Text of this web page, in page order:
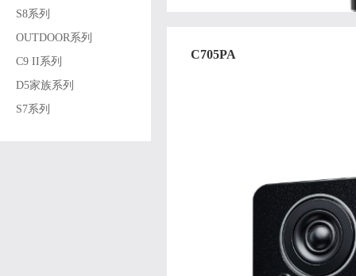
S8系列
OUTDOOR系列
C9 II系列
D5家族系列
S7系列
C705PA